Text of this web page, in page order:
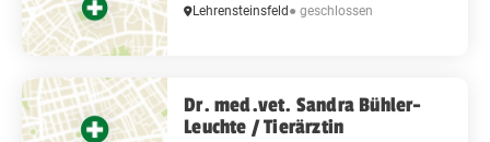
Lehrensteinsfeld● geschlossen
Dr. med.vet. Sandra Bühler-
Leuchte / Tierärztin